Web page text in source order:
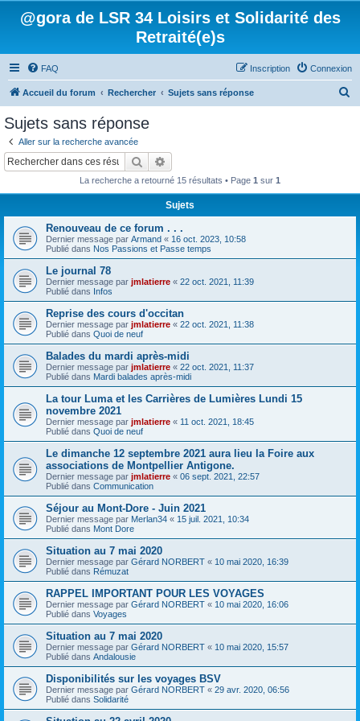
@gora de LSR 34 Loisirs et Solidarité des
Retraité(e)s
FAQ Connexion
Inscription
Accueil du forum Rechercher Sujets sans réponse
Sujets sans réponse
Aller sur la recherche avancée
Rechercher
La recherche a retourné 15 résultats • Page 1 sur 1
Sujets
Renouveau de ce forum . . .
Dernier message par Armand « 16 oct. 2023, 10:58
Publié dans Nos Passions et Passe temps
Le journal 78
Dernier message par jmlatierre « 22 oct. 2021, 11:39
Publié dans Infos
Reprise des cours d'occitan
Dernier message par jmlatierre « 22 oct. 2021, 11:38
Publié dans Quoi de neuf
Balades du mardi après-midi
Dernier message par jmlatierre « 22 oct. 2021, 11:37
Publié dans Mardi balades après-midi
La tour Luma et les Carrières de Lumières Lundi 15
novembre 2021
Dernier message par jmlatierre « 11 oct. 2021, 18:45
Publié dans Quoi de neuf
Le dimanche 12 septembre 2021 aura lieu la Foire aux
associations de Montpellier Antigone.
Dernier message par jmlatierre « 06 sept. 2021, 22:57
Publié dans Communication
Séjour au Mont-Dore - Juin 2021
Dernier message par Merlan34 « 15 juil. 2021, 10:34
Publié dans Mont Dore
Situation au 7 mai 2020
Dernier message par Gérard NORBERT « 10 mai 2020, 16:39
Publié dans Rémuzat
RAPPEL IMPORTANT POUR LES VOYAGES
Dernier message par Gérard NORBERT « 10 mai 2020, 16:06
Publié dans Voyages
Situation au 7 mai 2020
Dernier message par Gérard NORBERT « 10 mai 2020, 15:57
Publié dans Andalousie
Disponibilités sur les voyages BSV
Dernier message par Gérard NORBERT « 29 avr. 2020, 06:56
Publié dans Solidarité